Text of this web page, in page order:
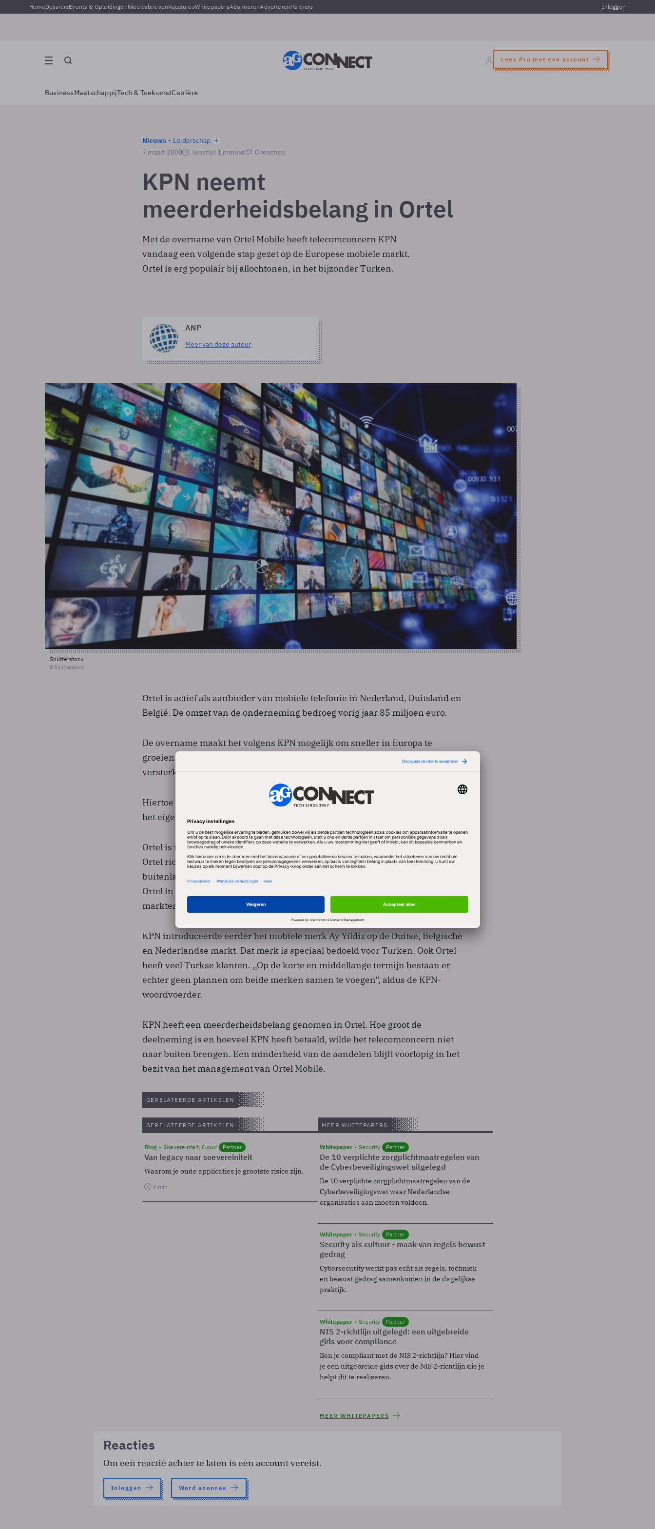
HomeDossiersEvents & OpleidingenNieuwsbrievenVacaturesWhitepapersAbonnerenAdverterenPartners Inloggen
Lees Pro met een account
BusinessMaatschappijTech & ToekomstCarrière
Nieuws
Leiderschap
7 maart 2008
leestijd 1 minuut 0 reacties
KPN neemt
meerderheidsbelang in Ortel
Met de overname van Ortel Mobile heeft telecomconcern KPN
vandaag een volgende stap gezet op de Europese mobiele markt.
Ortel is erg populair bij allochtonen, in het bijzonder Turken.
ANP
Meer van deze auteur
Shutterstock
© Shutterstock
Ortel is actief als aanbieder van mobiele telefonie in Nederland, Duitsland en
België. De omzet van de onderneming bedroeg vorig jaar 85 miljoen euro.
De overname maakt het volgens KPN mogelijk om sneller in Europa te
groeien en past tevens in de strategie om de mobiele activiteiten te
versterken, liet een woordvoerder van KPN weten.
Hiertoe behoorde ook het eind januari op de Spaanse markt introduceren van
het eigen merk voor mobiele telefonie Simyo.
Ortel is in 2005 in Nederland opgericht en toont sindsdien een sterke groei.
Ortel richt zich daarbij met name op klanten van allochtone afkomst en
buitenlanders die tijdelijk in Nederland verblijven. In het oprichtingsjaar had
Ortel in Nederland al 60.000 klanten. Vorig jaar bedroeg de stand in de drie
markten waarop het bedrijf actief is 935.000 klanten.
KPN introduceerde eerder het mobiele merk Ay Yildiz op de Duitse, Belgische
en Nederlandse markt. Dat merk is speciaal bedoeld voor Turken. Ook Ortel
heeft veel Turkse klanten. ,,Op de korte en middellange termijn bestaan er
echter geen plannen om beide merken samen te voegen'', aldus de KPN-
woordvoerder.
KPN heeft een meerderheidsbelang genomen in Ortel. Hoe groot de
deelneming is en hoeveel KPN heeft betaald, wilde het telecomconcern niet
naar buiten brengen. Een minderheid van de aandelen blijft voorlopig in het
bezit van het management van Ortel Mobile.
GERELATEERDE ARTIKELEN
GERELATEERDE ARTIKELEN
Blog Soevereinteit, Cloud Partner
Van legacy naar soevereiniteit
Waarom je oude applicaties je grootste risico zijn.
1 min
MEER WHITEPAPERS
Whitepaper Security Partner
De 10 verplichte zorgplichtmaatregelen van
de Cyberbeveiligingswet uitgelegd
De 10 verplichte zorgplichtmaatregelen van de
Cyberbeveiligingswet waar Nederlandse
organisaties aan moeten voldoen.
Whitepaper Security Partner
Security als cultuur - maak van regels bewust
gedrag
Cybersecurity werkt pas echt als regels, techniek
en bewust gedrag samenkomen in de dagelijkse
praktijk.
Whitepaper Security Partner
NIS 2-richtlijn uitgelegd: een uitgebreide
gids voor compliance
Ben je compliant met de NIS 2-richtlijn? Hier vind
je een uitgebreide gids over de NIS 2-richtlijn die je
helpt dit te realiseren.
MEER WHITEPAPERS
Reacties
Om een reactie achter te laten is een account vereist.
Inloggen Word abonnee